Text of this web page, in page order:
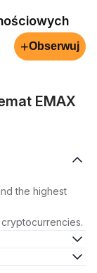
+Obserwuj
EMAX
the highest